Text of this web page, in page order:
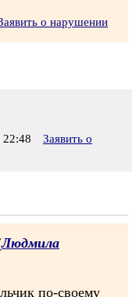
о нарушении
Заявить о
Людмила
по-своему